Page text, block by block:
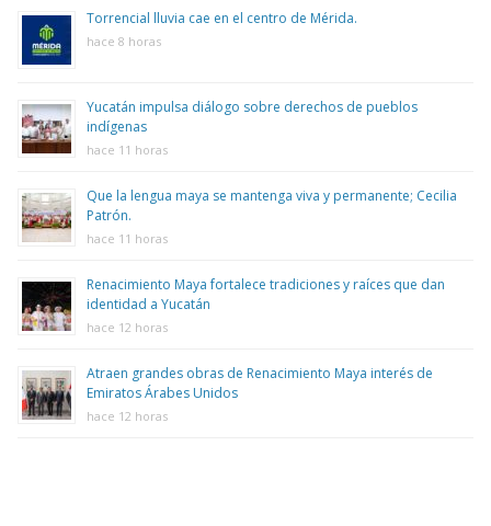
Torrencial lluvia cae en el centro de Mérida.
hace 8 horas
Yucatán impulsa diálogo sobre derechos de pueblos
indígenas
hace 11 horas
Que la lengua maya se mantenga viva y permanente; Cecilia
Patrón.
hace 11 horas
Renacimiento Maya fortalece tradiciones y raíces que dan
identidad a Yucatán
hace 12 horas
Atraen grandes obras de Renacimiento Maya interés de
Emiratos Árabes Unidos
hace 12 horas